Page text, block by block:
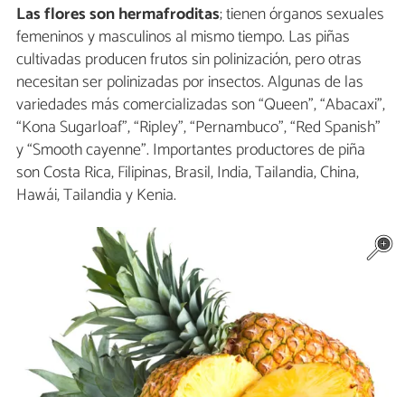
Las flores son hermafroditas; tienen órganos sexuales
femeninos y masculinos al mismo tiempo. Las piñas
cultivadas producen frutos sin polinización, pero otras
necesitan ser polinizadas por insectos. Algunas de las
variedades más comercializadas son “Queen”, “Abacaxi”,
“Kona Sugarloaf”, “Ripley”, “Pernambuco”, “Red Spanish”
y “Smooth cayenne”. Importantes productores de piña
son Costa Rica, Filipinas, Brasil, India, Tailandia, China,
Hawái, Tailandia y Kenia.